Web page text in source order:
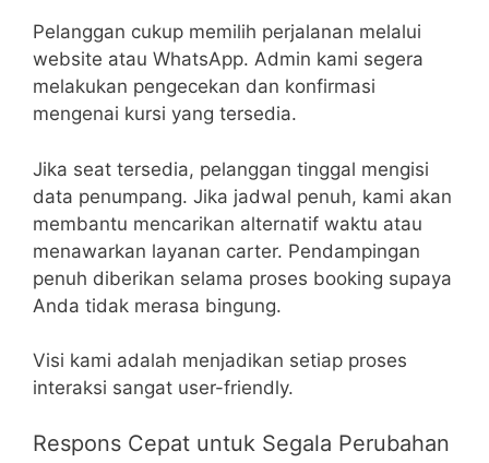
Pelanggan cukup memilih perjalanan melalui
website atau WhatsApp. Admin kami segera
melakukan pengecekan dan konfirmasi
mengenai kursi yang tersedia.
Jika seat tersedia, pelanggan tinggal mengisi
data penumpang. Jika jadwal penuh, kami akan
membantu mencarikan alternatif waktu atau
menawarkan layanan carter. Pendampingan
penuh diberikan selama proses booking supaya
Anda tidak merasa bingung.
Visi kami adalah menjadikan setiap proses
interaksi sangat user-friendly.
Respons Cepat untuk Segala Perubahan